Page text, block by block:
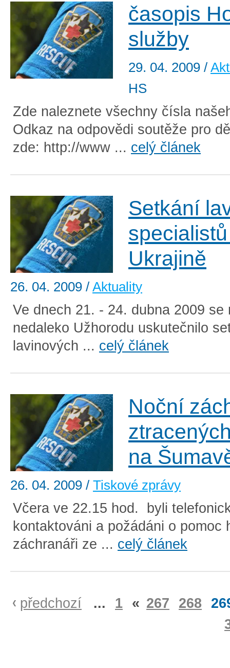
časopis
služby
29. 04. 2009 /
HS
Zde naleznete všechny čísla
Odkaz na odpovědi soutěže pro
zde: http://www ... celý článek
Setkání
Ukrajině
26. 04. 2009 / Aktuality
Ve dnech 21. - 24. dubna 2009 se
nedaleko Užhorodu uskutečnilo
lavinových ... celý článek
Noční
na
26. 04. 2009 / Tiskové zprávy
Včera ve 22.15 hod. byli
kontaktováni a požádáni o pomoc
záchranáři ze ... celý článek
předchozí ... 1 « 267 268